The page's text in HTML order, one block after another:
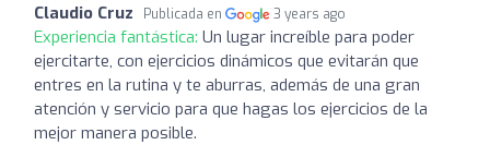
Claudio Cruz Publicada en 3 years ago
Experiencia fantástica: Un lugar increíble para poder
ejercitarte, con ejercicios dinámicos que evitarán que
entres en la rutina y te aburras, además de una gran
atención y servicio para que hagas los ejercicios de la
mejor manera posible.